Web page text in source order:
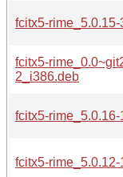
fcitx5-
fcitx5-
2_i386.deb
fcitx5-
fcitx5-